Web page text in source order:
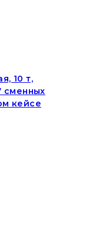
10 т,
сменных
кейсе